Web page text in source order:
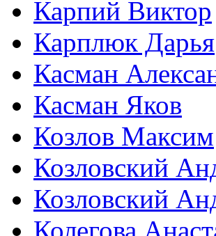
Карпий Виктор
Карплюк Дарья
Касман
Касман Яков
Козлов Максим
Козловский
Козловский